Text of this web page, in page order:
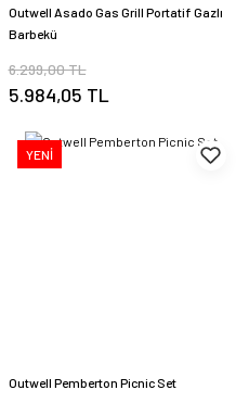
Outwell Asado Gas Grill Portatif Gazlı
Barbekü
6.299,00 TL
5.984,05 TL
YENİ
Outwell Pemberton Picnic Set